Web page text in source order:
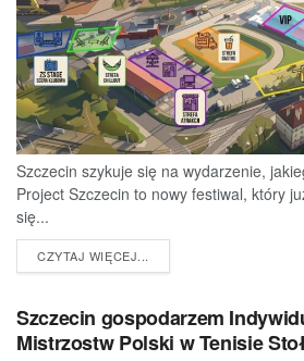
Szczecin szykuje się na wydarzenie,
Project Szczecin to nowy festiwal, który
się...
CZYTAJ WIĘCEJ...
Szczecin gospodarzem
Mistrzostw Polski w Tenisie